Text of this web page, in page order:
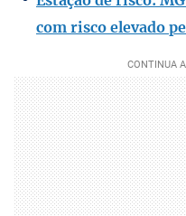
com risco elevado